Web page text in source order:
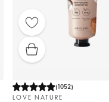
(1052)
LOVE NATURE